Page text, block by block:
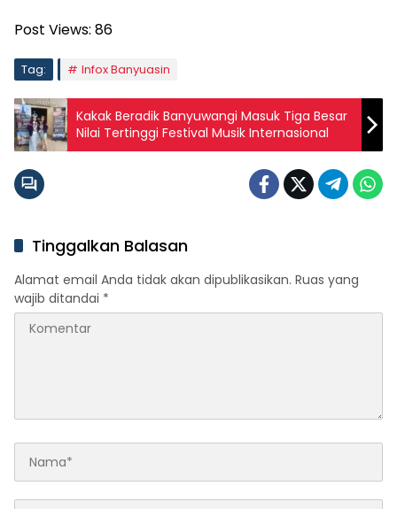
Post Views: 86
Tag: Infox Banyuasin
Kakak Beradik Banyuwangi Masuk Tiga Besar
Nilai Tertinggi Festival Musik Internasional
Tinggalkan Balasan
Alamat email Anda tidak akan dipublikasikan. Ruas yang
wajib ditandai *